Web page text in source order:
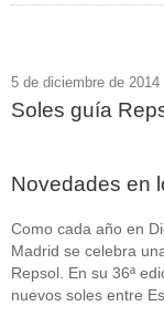
5 de diciembre de 2014
Soles guía
Novedades en
Como cada año en
Madrid se celebra
Repsol. En su 36ª
nuevos soles entre